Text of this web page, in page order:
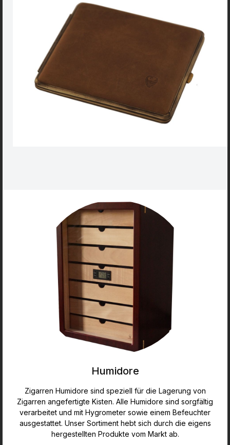
Humidore
Zigarren Humidore sind speziell für die Lagerung von
Zigarren angefertigte Kisten. Alle Humidore sind sorgfältig
verarbeitet und mit Hygrometer sowie einem Befeuchter
ausgestattet. Unser Sortiment hebt sich durch die eigens
hergestellten Produkte vom Markt ab.